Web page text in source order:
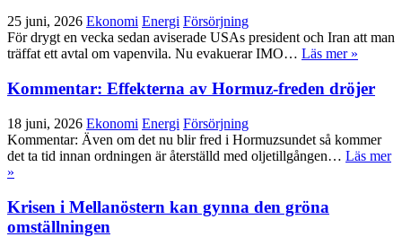
25 juni, 2026 Ekonomi Energi Försörjning
För drygt en vecka sedan aviserade USAs president och Iran att man
träffat ett avtal om vapenvila. Nu evakuerar IMO… Läs mer »
Kommentar: Effekterna av Hormuz-freden dröjer
18 juni, 2026 Ekonomi Energi Försörjning
Kommentar: Även om det nu blir fred i Hormuzsundet så kommer
det ta tid innan ordningen är återställd med oljetillgången… Läs mer
»
Krisen i Mellanöstern kan gynna den gröna
omställningen